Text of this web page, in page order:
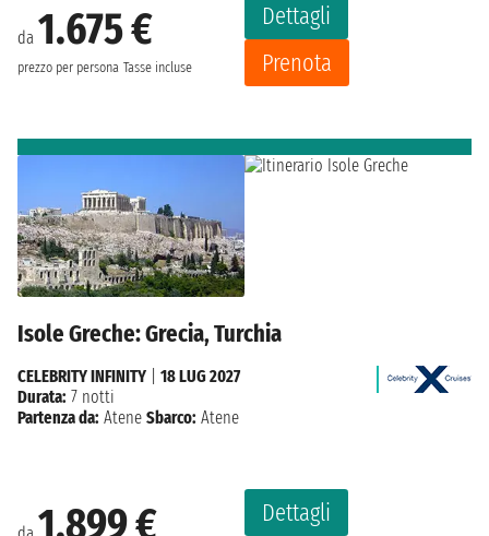
da 1.675 €
prezzo per persona Tasse incluse
Dettagli
Prenota
Isole Greche: Grecia, Turchia
1.899 €
Dettagli
CELEBRITY INFINITY
18 LUG 2027
Durata: 7 notti
Partenza da: Atene Sbarco: Atene